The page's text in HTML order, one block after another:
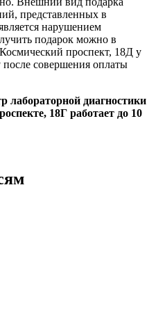
представленных в
нарушением
подарок можно в
проспект, 18Д у
после совершения оплаты
лабораторной диагностики
18Г работает до 10